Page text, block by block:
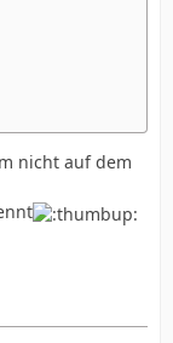
nicht auf dem